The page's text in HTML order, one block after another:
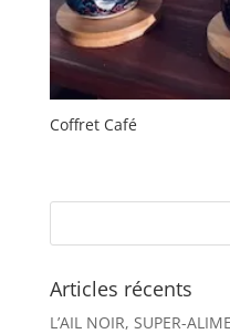
Coffret Café
Articles récents
L’AIL NOIR, SUPER-